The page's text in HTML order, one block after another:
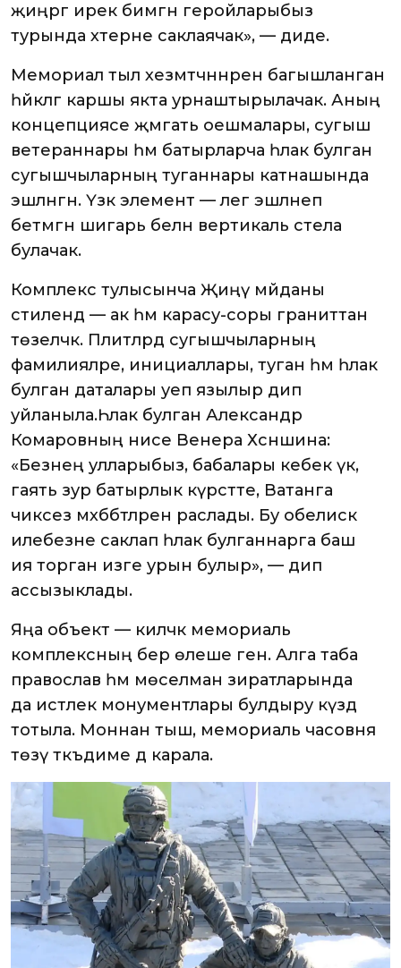
җиңәргә ирек бимәгән геройларыбыз
турында хәтерне саклаячак», — диде.
Мемориал тыл хезмәтчәннәренә багышланган
һәйкәлгә каршы якта урнаштырылачак. Аның
концепциясе җәмәгать оешмалары, сугыш
ветераннары һәм батырларча һәлак булган
сугышчыларның туганнары катнашында
эшләнгән. Үзәк элемент — әлегә эшләнеп
бетмәгән шигарь белән вертикаль стела
булачак.
Комплекс тулысынча Җиңү мәйданы
стилендә — ак һәм карасу-соры граниттан
төзеләчәк. Плитәләрдә сугышчыларның
фамилияләре, инициаллары, туган һәм һәлак
булган даталары уеп язылыр дип
уйланыла.Һәлак булган Александр
Комаровның әнисе Венера Хәсәншина:
«Безнең улларыбыз, бабалары кебек үк,
гаять зур батырлык күрсәтте, Ватанга
чиксез мәхәббәтләрен раслады. Бу обелиск
илебезне саклап һәлак булганнарга баш
ия торган изге урын булыр», — дип
ассызыклады.
Яңа объект — киләчәк мемориаль
комплексның бер өлеше генә. Алга таба
православ һәм мөселман зиратларында
да истәлек монументлары булдыру күздә
тотыла. Моннан тыш, мемориаль часовня
төзү тәкъдиме дә карала.